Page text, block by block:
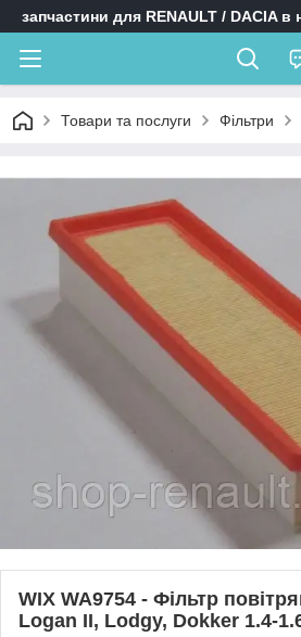
запчастини для RENAULT / DACIA в
Товари та послуги Фільтри
WIX WA9754 - Фільтр
Logan II, Lodgy, Dokker 1.4-